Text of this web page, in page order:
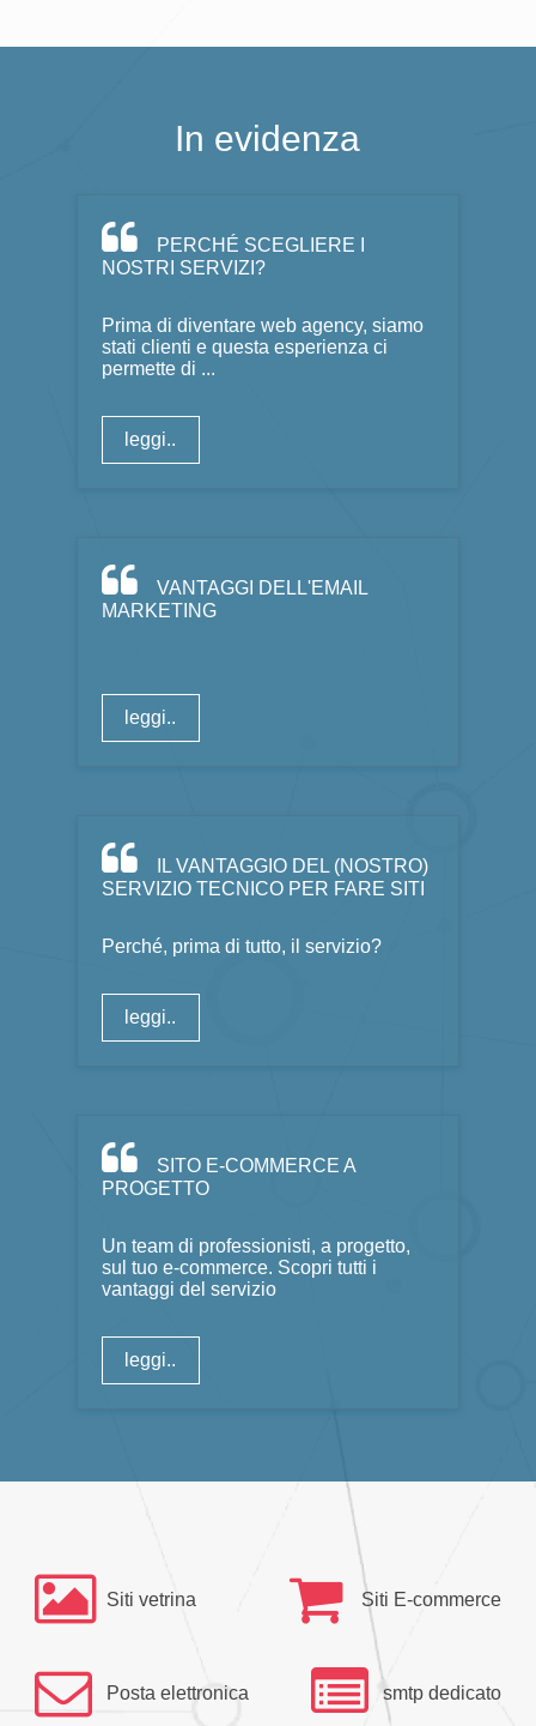
In evidenza
PERCHÉ SCEGLIERE I
NOSTRI SERVIZI?
Prima di diventare web agency, siamo
stati clienti e questa esperienza ci
permette di ...
leggi..
VANTAGGI DELL'EMAIL
MARKETING
leggi..
IL VANTAGGIO DEL (NOSTRO)
SERVIZIO TECNICO PER FARE SITI
Perché, prima di tutto, il servizio?
leggi..
SITO E-COMMERCE A
PROGETTO
Un team di professionisti, a progetto,
sul tuo e-commerce. Scopri tutti i
vantaggi del servizio
leggi..
Siti vetrina Siti E-commerce
Posta elettronica smtp dedicato